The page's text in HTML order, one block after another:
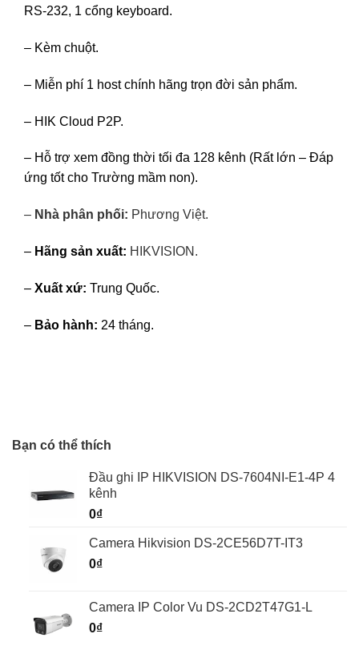
RS-232, 1 cổng keyboard.
– Kèm chuột.
– Miễn phí 1 host chính hãng trọn đời sản phẩm.
– HIK Cloud P2P.
– Hỗ trợ xem đồng thời tối đa 128 kênh (Rất lớn – Đáp
ứng tốt cho Trường mầm non).
– Nhà phân phối: Phương Việt.
– Hãng sản xuất: HIKVISION.
– Xuất xứ: Trung Quốc.
– Bảo hành: 24 tháng.
Bạn có thể thích
Đầu ghi IP HIKVISION DS-7604NI-E1-4P 4
kênh
0₫
Camera Hikvision DS-2CE56D7T-IT3
0₫
Camera IP Color Vu DS-2CD2T47G1-L
0₫